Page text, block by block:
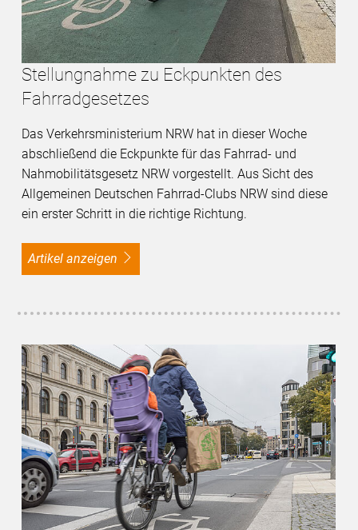
Stellungnahme zu Eckpunkten des
Fahrradgesetzes
Das Verkehrsministerium NRW hat in dieser Woche
abschließend die Eckpunkte für das Fahrrad- und
Nahmobilitätsgesetz NRW vorgestellt. Aus Sicht des
Allgemeinen Deutschen Fahrrad-Clubs NRW sind diese
ein erster Schritt in die richtige Richtung.
Artikel anzeigen